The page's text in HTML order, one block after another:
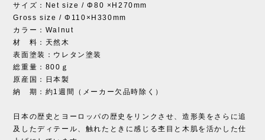
サイズ：Net size / Φ80 ×H270mm
Gross size / Φ110×H330mm
カラー：Walnut
材 料：天然木
表面塗装：ウレタン塗装
総重量：800ｇ
原産国：日本製
納 期：約1週間（メーカー欠品時除く）
日本の歴史とヨーロッパの歴史をリンクさせ、造形美をさらに追
及したディテール、触れたときに感じる杢目と木肌を活かした仕